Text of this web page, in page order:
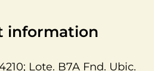
information
Lote. B7A Fnd. Ubic.